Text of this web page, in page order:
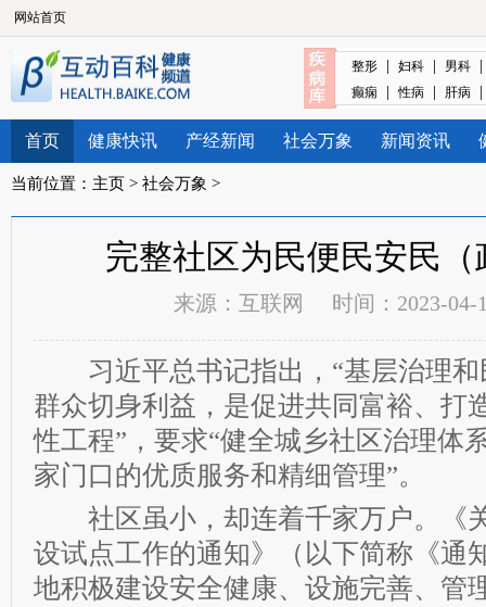
网站首页
整形 | 妇科 | 男科 |
癫痫 | 性病 | 肝病 |
首页 健康快讯 产经新闻 社会万象 新闻资讯
当前位置： 主页 > 社会万象 >
完整社区为民便民安民
来源： 互联网 时间：2023-04-
习近平总书记指出，“基层治理和
群众切身利益，是促进共同富裕、打
性工程”，要求“健全城乡社区治理体
家门口的优质服务和精细管理”。
社区虽小，却连着千家万户。《
设试点工作的通知》（以下简称《通
地积极建设安全健康、设施完善、管